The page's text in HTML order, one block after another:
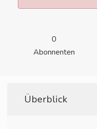
0
Abonnenten
Überblick